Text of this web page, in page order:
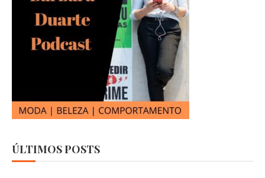
ÚLTIMOS POSTS